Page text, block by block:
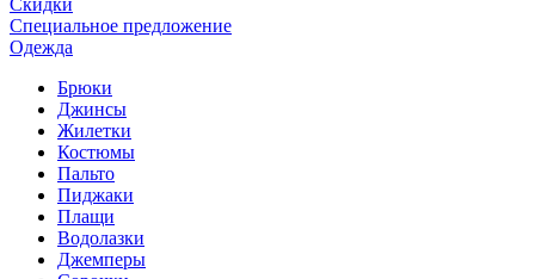
Скидки
Специальное предложение
Одежда
Брюки
Джинсы
Жилетки
Костюмы
Пальто
Пиджаки
Плащи
Водолазки
Джемперы